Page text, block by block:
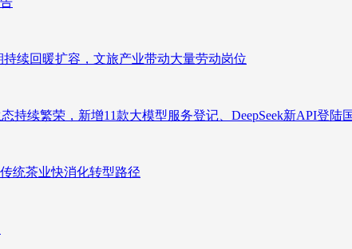
续回暖扩容，文旅产业带动大量劳动岗位
续繁荣，新增11款大模型服务登记、DeepSeek新API登陆
统茶业快消化转型路径